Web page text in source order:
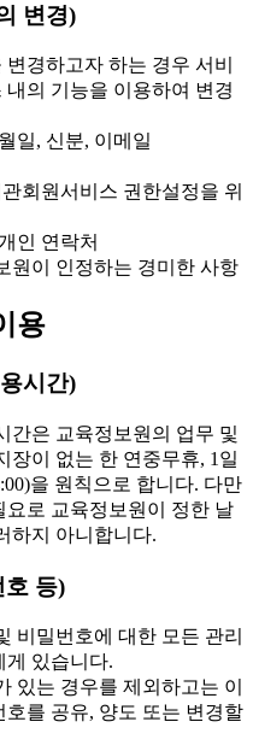
변경)
경하고자 하는 경우 서비
의 기능을 이용하여 변경
일, 신분, 이메일
회원서비스 권한설정을 위
인 연락처
원이 인정하는 경미한 사항
용
시간)
간은 교육정보원의 업무 및
장이 없는 한 연중무휴, 1일
을 원칙으로 합니다. 다만
요로 교육정보원이 정한 날
하지 아니합니다.
호 등)
비밀번호에 대한 모든 관리
게 있습니다.
있는 경우를 제외하고는 이
호를 공유, 양도 또는 변경할